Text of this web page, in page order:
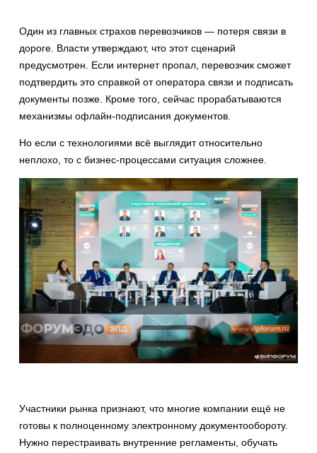
Один из главных страхов перевозчиков — потеря связи в
дороге. Власти утверждают, что этот сценарий
предусмотрен. Если интернет пропал, перевозчик сможет
подтвердить это справкой от оператора связи и подписать
документы позже. Кроме того, сейчас прорабатываются
механизмы офлайн-подписания документов.
Но если с технологиями всё выглядит относительно
неплохо, то с бизнес-процессами ситуация сложнее.
Участники рынка признают, что многие компании ещё не
готовы к полноценному электронному документообороту.
Нужно перестраивать внутренние регламенты, обучать